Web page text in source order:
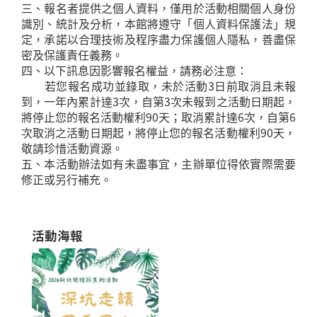
三、報名者提供之個人資料，僅用於活動相關個人身份
識別、統計及分析，本館將遵守「個人資料保護法」規
定，承諾以合理技術及程序盡力保護個人隱私，善盡保
密及保護責任義務。
四、以下訊息因影響報名權益，請務必注意：
若您報名成功並錄取，未於活動3日前取消且未報
到，一年內累計達3次，自第3次未報到之活動日期起，
將停止您的報名活動權利90天；取消累計達6次，自第6
次取消之活動日期起，將停止您的報名活動權利90天，
敬請珍惜活動資源。
五、本活動辦法如有未盡事宜，主辦單位得依實際需要
修正或另行補充。
活動海報